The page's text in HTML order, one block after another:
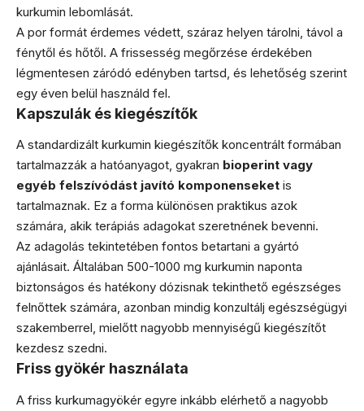
kurkumin lebomlását.
A por formát érdemes védett, száraz helyen tárolni, távol a
fénytől és hőtől. A frissesség megőrzése érdekében
légmentesen záródó edényben tartsd, és lehetőség szerint
egy éven belül használd fel.
Kapszulák és kiegészítők
A standardizált kurkumin kiegészítők koncentrált formában
tartalmazzák a hatóanyagot, gyakran bioperint vagy
egyéb felszívódást javító komponenseket is
tartalmaznak. Ez a forma különösen praktikus azok
számára, akik terápiás adagokat szeretnének bevenni.
Az adagolás tekintetében fontos betartani a gyártó
ajánlásait. Általában 500-1000 mg kurkumin naponta
biztonságos és hatékony dózisnak tekinthető egészséges
felnőttek számára, azonban mindig konzultálj egészségügyi
szakemberrel, mielőtt nagyobb mennyiségű kiegészítőt
kezdesz szedni.
Friss gyökér használata
A friss kurkumagyökér egyre inkább elérhető a nagyobb